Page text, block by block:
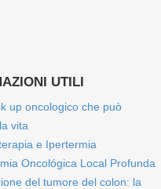
UTILI
up oncologico che può
vita
e Ipertermia
Oncológica Local Profunda
del tumore del colon: la